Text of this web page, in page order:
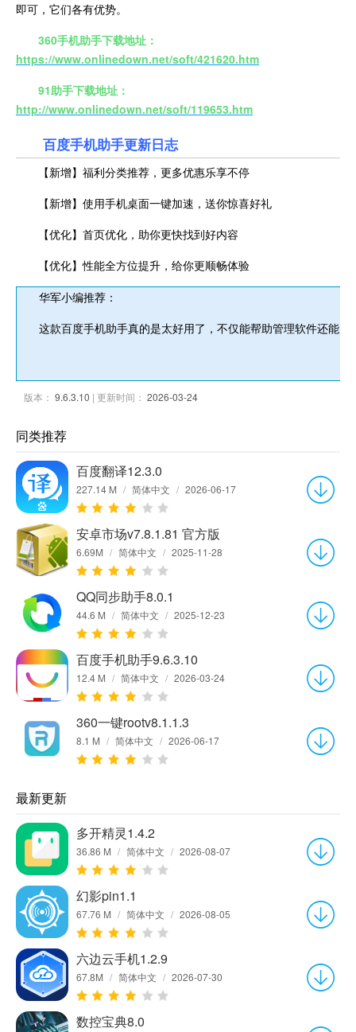
即可，它们各有优势。
360手机助手下载地址：
https://www.onlinedown.net/soft/421620.htm
91助手下载地址：
http://www.onlinedown.net/soft/119653.htm
百度手机助手更新日志
【新增】福利分类推荐，更多优惠乐享不停
【新增】使用手机桌面一键加速，送你惊喜好礼
【优化】首页优化，助你更快找到好内容
【优化】性能全方位提升，给你更顺畅体验
华军小编推荐：
这款百度手机助手真的是太好用了，不仅能帮助管理软件还能
版本： 9.6.3.10 | 更新时间： 2026-03-24
同类推荐
百度翻译12.3.0
227.14 M / 简体中文 / 2026-06-17
安卓市场v7.8.1.81 官方版
6.69M / 简体中文 / 2025-11-28
QQ同步助手8.0.1
44.6 M / 简体中文 / 2025-12-23
百度手机助手9.6.3.10
12.4 M / 简体中文 / 2026-03-24
360一键rootv8.1.1.3
8.1 M / 简体中文 / 2026-06-17
最新更新
多开精灵1.4.2
36.86 M / 简体中文 / 2026-08-07
幻影pin1.1
67.76 M / 简体中文 / 2026-08-05
六边云手机1.2.9
67.8M / 简体中文 / 2026-07-30
数控宝典8.0